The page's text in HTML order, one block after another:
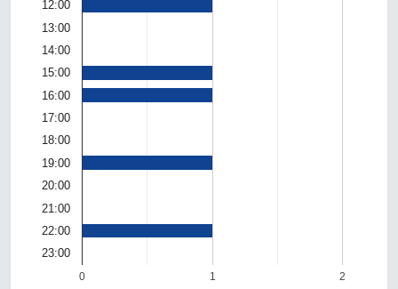
0 1 2
12:00
13:00
14:00
15:00
16:00
17:00
18:00
19:00
20:00
21:00
22:00
23:00